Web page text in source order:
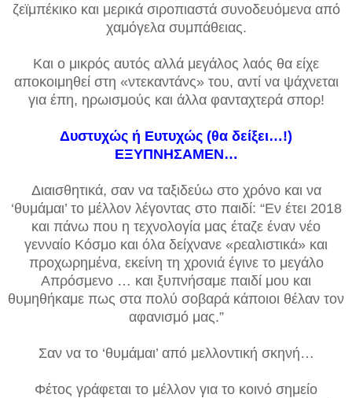
ζεϊμπέκικο και μερικά σιροπιαστά συνοδευόμενα από
χαμόγελα συμπάθειας.
Και ο μικρός αυτός αλλά μεγάλος λαός θα είχε
αποκοιμηθεί στη «ντεκαντάνς» του, αντί να ψάχνεται
για έπη, ηρωισμούς και άλλα φανταχτερά σπορ!
Δυστυχώς ή Ευτυχώς (θα δείξει…!)
ΕΞΥΠΝΗΣΑΜΕΝ…
Διαισθητικά, σαν να ταξιδεύω στο χρόνο και να
‘θυμάμαι’ το μέλλον λέγοντας στο παιδί: “Εν έτει 2018
και πάνω που η τεχνολογία μας έταζε έναν νέο
γενναίο Κόσμο και όλα δείχνανε «ρεαλιστικά» και
προχωρημένα, εκείνη τη χρονιά έγινε το μεγάλο
Απρόσμενο … και ξυπνήσαμε παιδί μου και
θυμηθήκαμε πως στα πολύ σοβαρά κάποιοι θέλαν τον
αφανισμό μας.”
Σαν να το ‘θυμάμαι’ από μελλοντική σκηνή…
Φέτος γράφεται το μέλλον για το κοινό σημείο